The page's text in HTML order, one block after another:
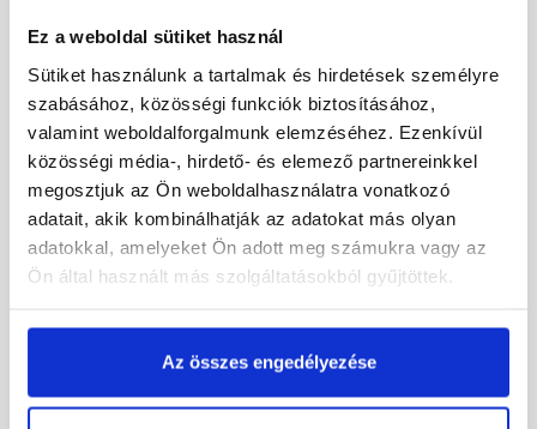
Ez a weboldal sütiket használ
Sütiket használunk a tartalmak és hirdetések személyre
szabásához, közösségi funkciók biztosításához,
valamint weboldalforgalmunk elemzéséhez. Ezenkívül
közösségi média-, hirdető- és elemező partnereinkkel
megosztjuk az Ön weboldalhasználatra vonatkozó
adatait, akik kombinálhatják az adatokat más olyan
adatokkal, amelyeket Ön adott meg számukra vagy az
Ön által használt más szolgáltatásokból gyűjtöttek.
Az összes engedélyezése
Gyártói készleten
10 820 Ft / tekercs
Megnézem
10 165 Ft / tekercs
Megnézem